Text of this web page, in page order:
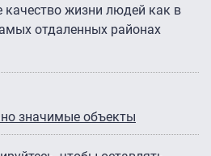
жизни людей как в
отдаленных районах
значимые объекты